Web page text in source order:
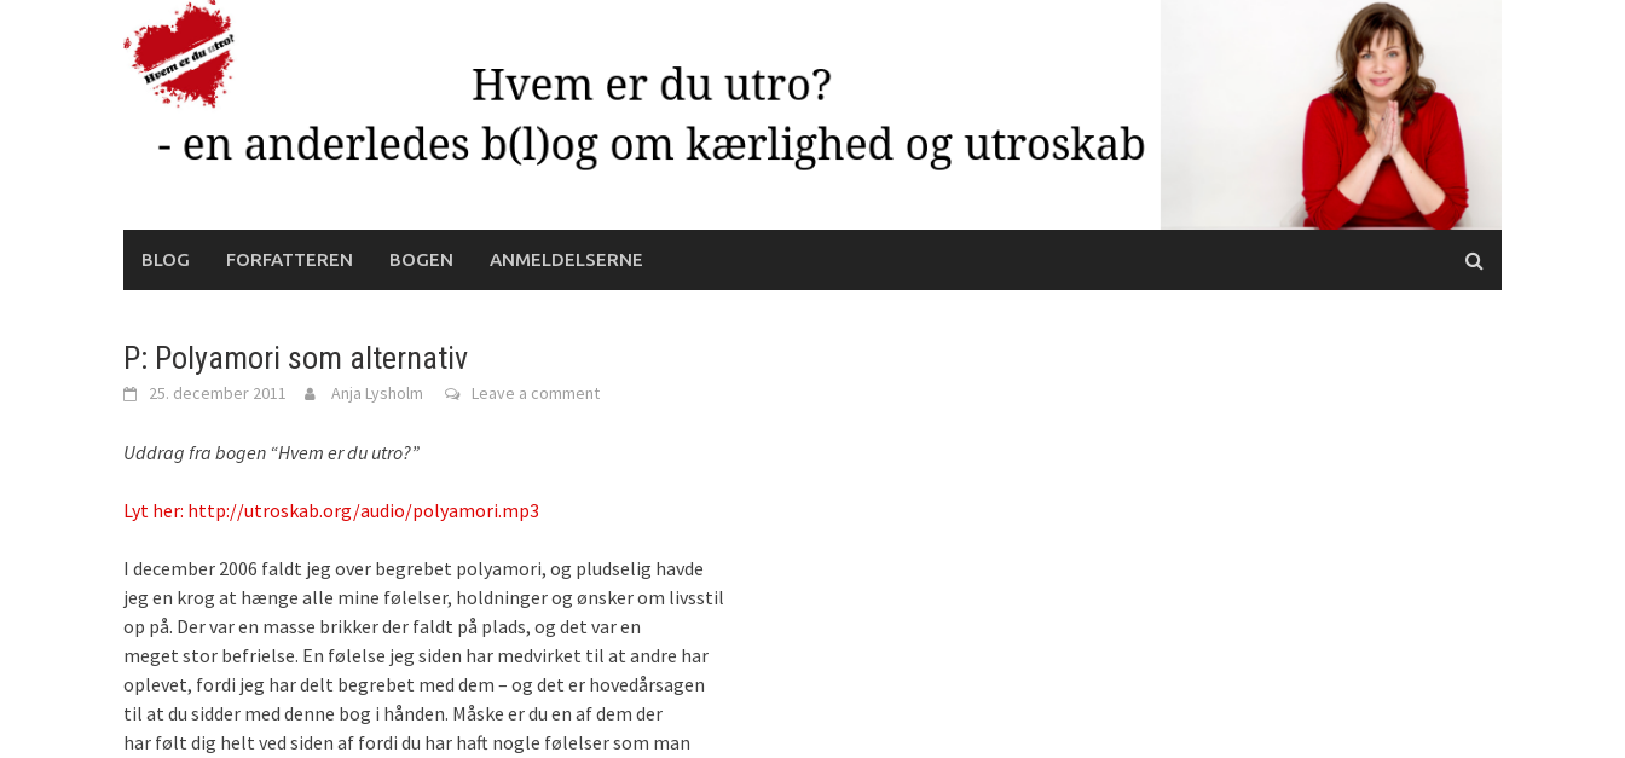
BLOG FORFATTEREN BOGEN ANMELDELSERNE
P: Polyamori som alternativ
25. december 2011 Anja Lysholm Leave a comment
Uddrag fra bogen “Hvem er du utro?”
Lyt her: http://utroskab.org/audio/polyamori.mp3
I december 2006 faldt jeg over begrebet polyamori, og pludselig havde
jeg en krog at hænge alle mine følelser, holdninger og ønsker om livsstil
op på. Der var en masse brikker der faldt på plads, og det var en
meget stor befrielse. En følelse jeg siden har medvirket til at andre har
oplevet, fordi jeg har delt begrebet med dem – og det er hovedårsagen
til at du sidder med denne bog i hånden. Måske er du en af dem der
har følt dig helt ved siden af fordi du har haft nogle følelser som man